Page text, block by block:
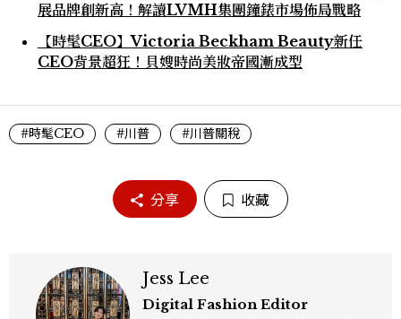
展品牌創新高！解讀LVMH集團鐘錶市場佈局戰略
【時髦CEO】Victoria Beckham Beauty新任
CEO背景超狂！貝嫂時尚美妝帝國漸成型
#時髦CEO #川普 #川普關稅
分享 收藏
Jess Lee
Digital Fashion Editor